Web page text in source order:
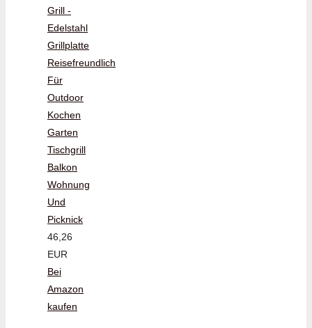
Grill -
Edelstahl
Grillplatte
Reisefreundlich
Für
Outdoor
Kochen
Garten
Tischgrill
Balkon
Wohnung
Und
Picknick
46,26
EUR
Bei
Amazon
kaufen